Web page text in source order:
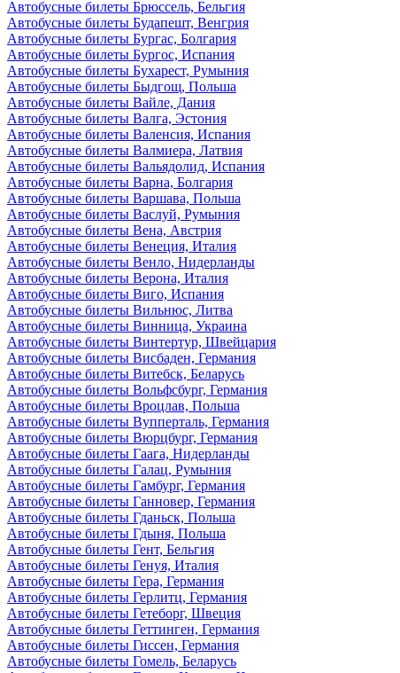
Автобусные билеты Брюссель, Бельгия
Автобусные билеты Будапешт, Венгрия
Автобусные билеты Бургас, Болгария
Автобусные билеты Бургос, Испания
Автобусные билеты Бухарест, Румыния
Автобусные билеты Быдгощ, Польша
Автобусные билеты Вайле, Дания
Автобусные билеты Валга, Эстония
Автобусные билеты Валенсия, Испания
Автобусные билеты Валмиера, Латвия
Автобусные билеты Вальядолид, Испания
Автобусные билеты Варна, Болгария
Автобусные билеты Варшава, Польша
Автобусные билеты Васлуй, Румыния
Автобусные билеты Вена, Австрия
Автобусные билеты Венеция, Италия
Автобусные билеты Венло, Нидерланды
Автобусные билеты Верона, Италия
Автобусные билеты Виго, Испания
Автобусные билеты Вильнюс, Литва
Автобусные билеты Винница, Украина
Автобусные билеты Винтертур, Швейцария
Автобусные билеты Висбаден, Германия
Автобусные билеты Витебск, Беларусь
Автобусные билеты Вольфсбург, Германия
Автобусные билеты Вроцлав, Польша
Автобусные билеты Вупперталь, Германия
Автобусные билеты Вюрцбург, Германия
Автобусные билеты Гаага, Нидерланды
Автобусные билеты Галац, Румыния
Автобусные билеты Гамбург, Германия
Автобусные билеты Ганновер, Германия
Автобусные билеты Гданьск, Польша
Автобусные билеты Гдыня, Польша
Автобусные билеты Гент, Бельгия
Автобусные билеты Генуя, Италия
Автобусные билеты Гера, Германия
Автобусные билеты Герлитц, Германия
Автобусные билеты Гетеборг, Швеция
Автобусные билеты Геттинген, Германия
Автобусные билеты Гиссен, Германия
Автобусные билеты Гомель, Беларусь